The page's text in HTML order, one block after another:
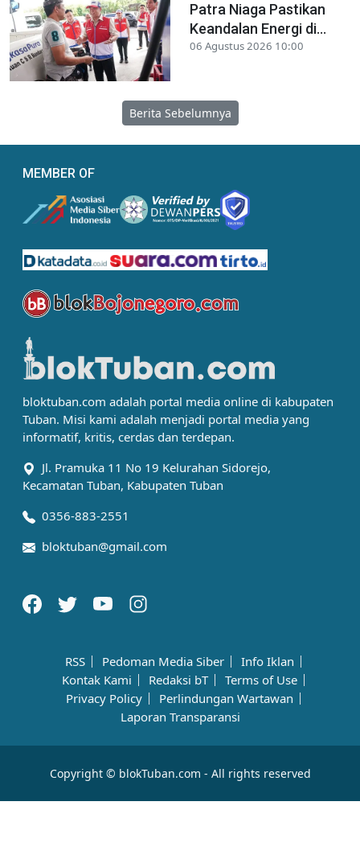
Patra Niaga Pastikan
Keandalan Energi di...
06 Agustus 2026 10:00
Berita Sebelumnya
MEMBER OF
bloktuban.com adalah portal media online di kabupaten
Tuban. Misi kami adalah menjadi portal media yang
informatif, kritis, cerdas dan terdepan.
Jl. Pramuka 11 No 19 Kelurahan Sidorejo,
Kecamatan Tuban, Kabupaten Tuban
0356-883-2551
bloktuban@gmail.com
RSS Pedoman Media Siber
Info Iklan
Kontak Kami
Redaksi bT
Terms of Use
Privacy Policy
Perlindungan Wartawan
Laporan Transparansi
Copyright © blokTuban.com - All rights reserved